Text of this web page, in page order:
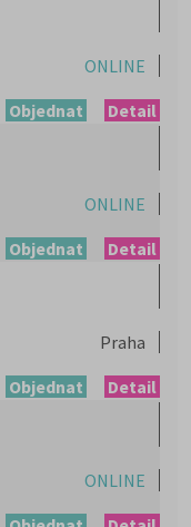
ONLINE
Detail
Objednat
ONLINE
Detail
Objednat
Praha
Detail
Objednat
ONLINE